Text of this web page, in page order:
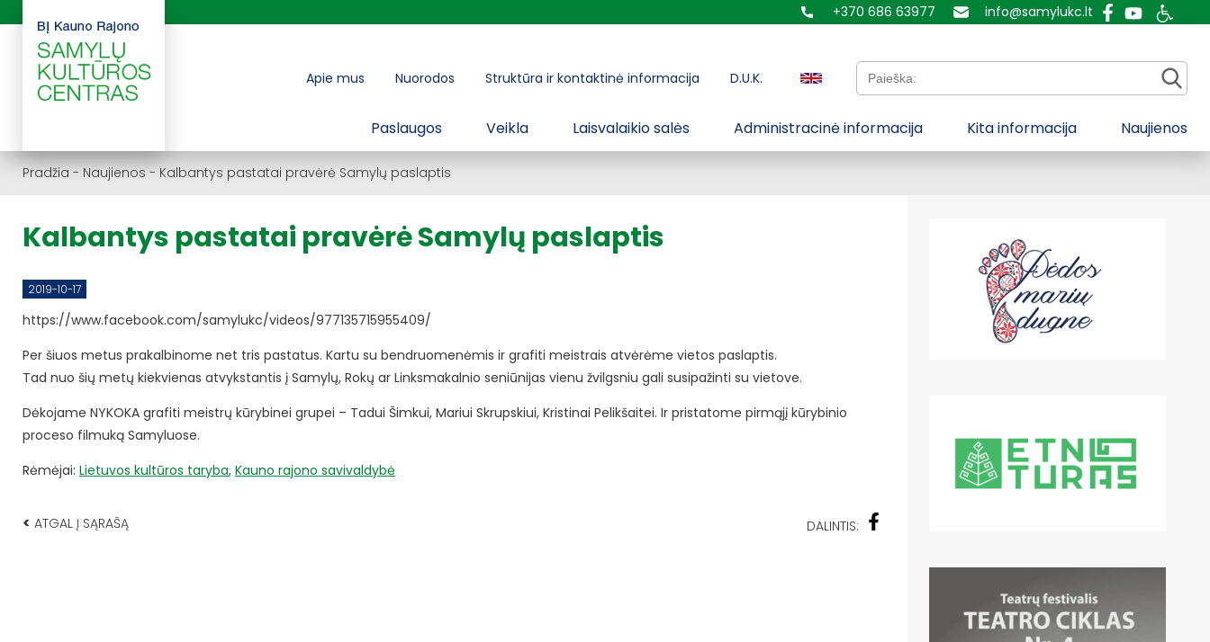
+370 686 63977 info@samylukc.lt
Apie mus Nuorodos Struktūra ir kontaktinė informacija D.U.K. Paieška:
Paslaugos Veikla Laisvalaikio salės Administracinė informacija Kita informacija Naujienos
Pradžia - Naujienos - Kalbantys pastatai pravėrė Samylų paslaptis
Kalbantys pastatai pravėrė Samylų paslaptis
2019-10-17
https://www.facebook.com/samylukc/videos/977135715955409/
Per šiuos metus prakalbinome net tris pastatus. Kartu su bendruomenėmis ir grafiti meistrais atvėrėme vietos paslaptis.
Tad nuo šių metų kiekvienas atvykstantis į Samylų, Rokų ar Linksmakalnio seniūnijas vienu žvilgsniu gali susipažinti su vietove.
Dėkojame NYKOKA grafiti meistrų kūrybinei grupei – Tadui Šimkui, Mariui Skrupskiui, Kristinai Pelikšaitei. Ir pristatome pirmąjį kūrybinio
proceso filmuką Samyluose.
Rėmėjai: Lietuvos kultūros taryba, Kauno rajono savivaldybė
< ATGAL Į SĄRAŠĄ DALINTIS: